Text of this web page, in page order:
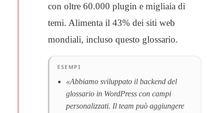
con oltre 60.000 plugin e migliaia di
temi. Alimenta il 43% dei siti web
mondiali, incluso questo glossario.
ESEMPI
«Abbiamo sviluppato il backend del
glossario in WordPress con campi
personalizzati. Il team può aggiungere